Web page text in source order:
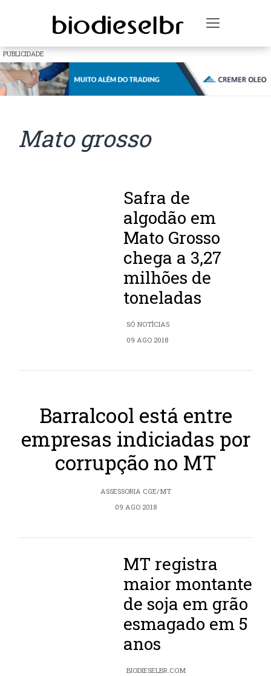
Toggle
PUBLICIDADE
Mato grosso
Safra de
algodão em
Mato Grosso
chega a 3,27
milhões de
toneladas
SÓ NOTÍCIAS
09 AGO 2018
Barralcool está entre
empresas indiciadas por
corrupção no MT
ASSESSORIA CGE/MT
09 AGO 2018
MT registra
maior montante
de soja em grão
esmagado em 5
anos
BIODIESELBR.COM